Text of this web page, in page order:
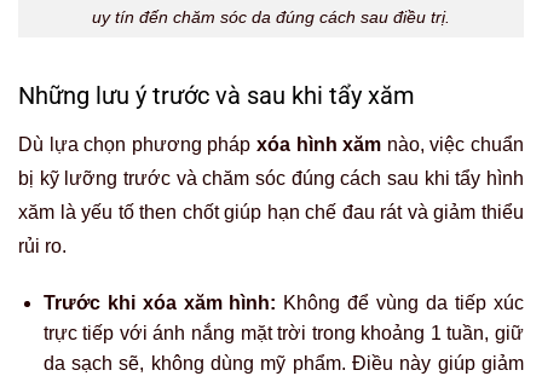
uy tín đến chăm sóc da đúng cách sau điều trị.
Những lưu ý trước và sau khi tẩy xăm
Dù lựa chọn phương pháp xóa hình xăm nào, việc chuẩn
bị kỹ lưỡng trước và chăm sóc đúng cách sau khi tẩy hình
xăm là yếu tố then chốt giúp hạn chế đau rát và giảm thiểu
rủi ro.
Trước khi xóa xăm hình: Không để vùng da tiếp xúc
trực tiếp với ánh nắng mặt trời trong khoảng 1 tuần, giữ
da sạch sẽ, không dùng mỹ phẩm. Điều này giúp giảm